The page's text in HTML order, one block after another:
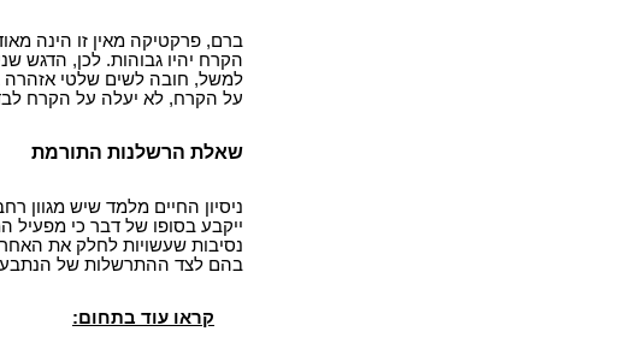
ברם, פרקטיקה מאין זו הינה
הקרח יהיו גבוהות. לכן, הדגש
למשל, חובה לשים שלטי
על הקרח, לא יעלה על הקרח
שאלת הרשלנות התורמת
ניסיון החיים מלמד שיש מגוון
ייקבע בסופו של דבר כי מפעיל
נסיבות שעשויות לחלק את
בהם לצד ההתרשלות של הנתבע,
קראו עוד בתחום: